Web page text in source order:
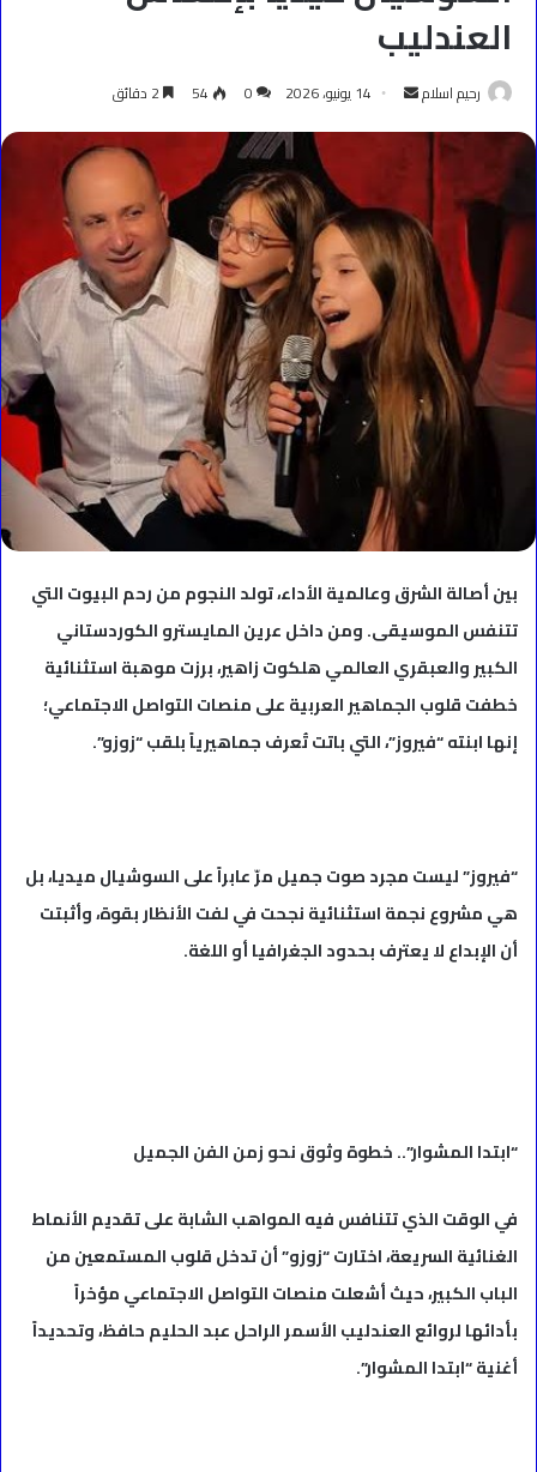
العندليب
رحيم اسلام
أرسل 14 يونيو، 2026 0
54
بين أصالة الشرق وعالمية الأداء، تولد النجوم من رحم البيوت التي
تتنفس الموسيقى. ومن داخل عرين المايسترو الكوردستاني
الكبير والعبقري العالمي هلكوت زاهير، برزت موهبة استثنائية
خطفت قلوب الجماهير العربية على منصات التواصل الاجتماعي؛
إنها ابنته “فيروز”، التي باتت تُعرف جماهيرياً بلقب “زوزو”.
“فيروز” ليست مجرد صوت جميل مرّ عابراً على السوشيال ميديا، بل
هي مشروع نجمة استثنائية نجحت في لفت الأنظار بقوة، وأثبتت
أن الإبداع لا يعترف بحدود الجغرافيا أو اللغة.
“ابتدا المشوار”.. خطوة وثوق نحو زمن الفن الجميل
في الوقت الذي تتنافس فيه المواهب الشابة على تقديم الأنماط
الغنائية السريعة، اختارت “زوزو” أن تدخل قلوب المستمعين من
الباب الكبير، حيث أشعلت منصات التواصل الاجتماعي مؤخراً
بأدائها لروائع العندليب الأسمر الراحل عبد الحليم حافظ، وتحديداً
أغنية “ابتدا المشوار”.